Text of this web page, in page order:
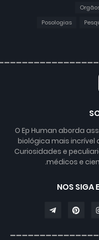
Posologias
O Ep Human aborda
biológica mais incrível
Curiosidades e
médicos e
NOS SIGA